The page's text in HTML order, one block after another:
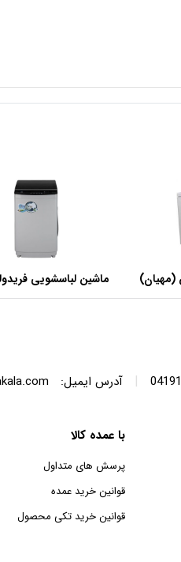
(مهیان)
ماشین لباسشویی
SWF120A ظرفیت 12 کیلوگرم
| آدرس ایمیل:
با عمده کالا
پرسش های متداول
قوانین خرید عمده
قوانین خرید تکی محصول